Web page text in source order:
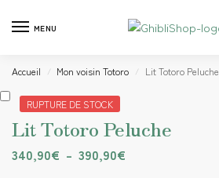
MENU
Accueil / Mon voisin Totoro / Lit Totoro Peluche
RUPTURE DE STOCK
Lit Totoro Peluche
340,90€ – 390,90€